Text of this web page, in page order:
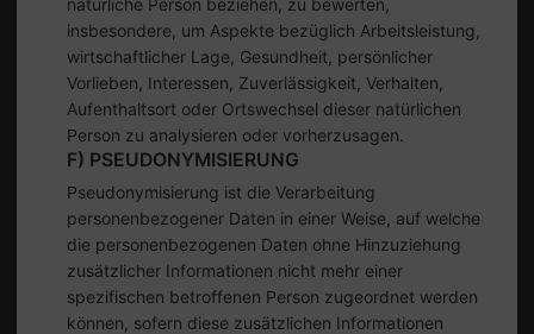
natürliche Person beziehen, zu bewerten,
insbesondere, um Aspekte bezüglich Arbeitsleistung,
wirtschaftlicher Lage, Gesundheit, persönlicher
Vorlieben, Interessen, Zuverlässigkeit, Verhalten,
Aufenthaltsort oder Ortswechsel dieser natürlichen
Person zu analysieren oder vorherzusagen.
F) PSEUDONYMISIERUNG
Pseudonymisierung ist die Verarbeitung
personenbezogener Daten in einer Weise, auf welche
die personenbezogenen Daten ohne Hinzuziehung
zusätzlicher Informationen nicht mehr einer
spezifischen betroffenen Person zugeordnet werden
können, sofern diese zusätzlichen Informationen